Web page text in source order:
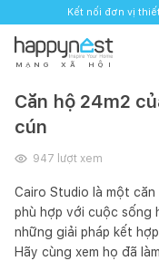
Kết nối đơn vị
M Ạ N G X Ã H Ộ I
Căn hộ 24m2
cún
947 lượt xem
Cairo Studio là một
phù hợp với cuộc sống
những giải pháp kết
Hãy cùng xem họ đã